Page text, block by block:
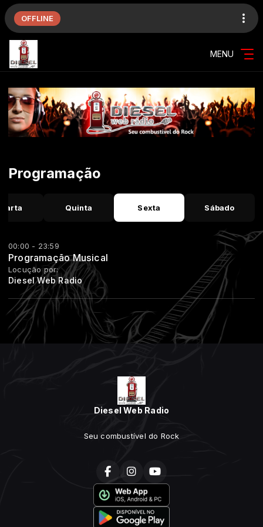
OFFLINE
MENU
Programação
Quinta Sexta Sábado
00:00 - 23:59
Programação Musical
Locução por:
Diesel Web Radio
Diesel Web Radio
Seu combustível do Rock